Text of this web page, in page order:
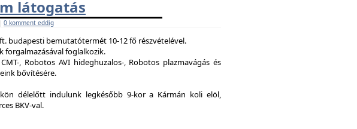
látogatás
0 komment eddig
budapesti bemutatótermét 10-12 fő részvételével.
forgalmazásával foglalkozik.
, Robotos AVI hideghuzalos-, Robotos plazmavágás és
bővítésére.
délelőtt indulunk legkésőbb 9-kor a Kármán koli elöl,
BKV-val.